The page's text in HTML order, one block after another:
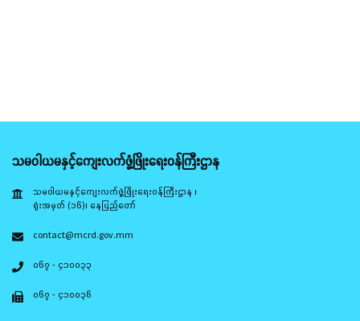
သမဝါယမနှင့်ကျေးလက်ဖွံ့ဖြိုးရေးဝန်ကြီးဌာန
သမဝါယမနှင့်ကျေးလက်ဖွံ့ဖြိုးရေးဝန်ကြီးဌာန ၊
ရုံးအမှတ် (၁၆)၊ နေပြည်တော်
contact@mcrd.gov.mm
၀၆၇ - ၄၁၀၀၃၃
၀၆၇ - ၄၁၀၀၃၆